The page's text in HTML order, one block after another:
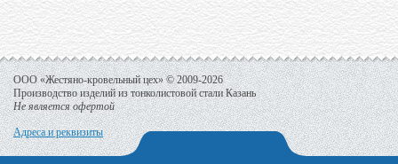
ООО «Жестяно-кровельный цех» © 2009-2026
Производство изделий из тонколистовой стали Казань
Не является офертой
Адреса и реквизиты